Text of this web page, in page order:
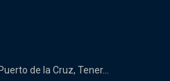
de la Cruz, Tener...